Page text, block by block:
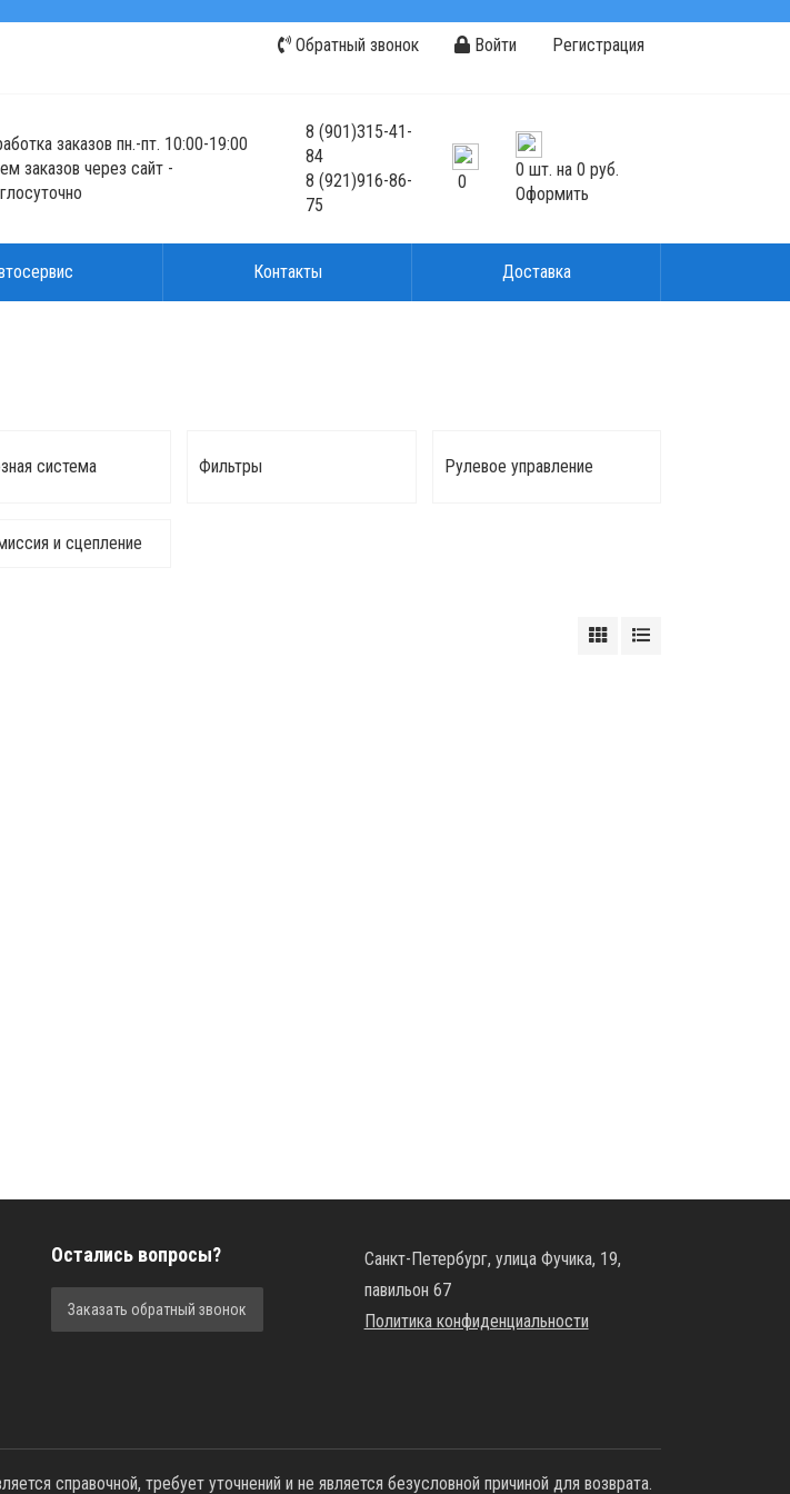
Обратный звонок Войти Регистрация
заказов пн.-пт. 10:00-19:00
заказов через сайт -
8(901)315-41-
84
8(921)916-86-
75
0
0 шт. на 0 руб.
Оформить
Контакты Доставка
система Фильтры Рулевое управление
и сцепление
Остались вопросы?
Заказать обратный звонок
Санкт-Петербург, улица Фучика, 19,
павильон 67
Политика конфиденциальности
справочной, требует уточнений и не является безусловной причиной для возврата.